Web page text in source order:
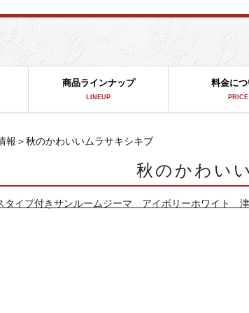
商品ラインナップ
LINEUP
料金につ
PRICE
報 ＞秋のかわいいムラサキシキブ
秋のかわい
タイプ付きサンルームジーマ アイボリーホワイト